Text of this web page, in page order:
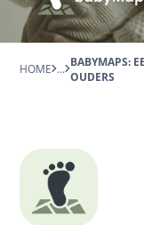
HOME ... BABYMAPS:
OUDERS